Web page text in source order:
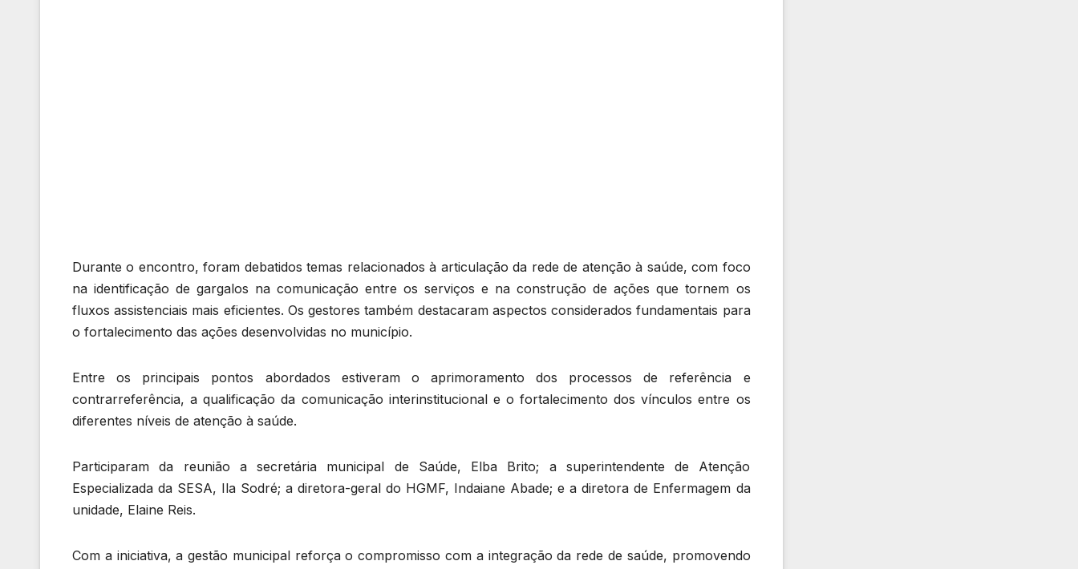
Durante o encontro, foram debatidos temas relacionados à articulação da rede de atenção à saúde, com foco
na identificação de gargalos na comunicação entre os serviços e na construção de ações que tornem os
fluxos assistenciais mais eficientes. Os gestores também destacaram aspectos considerados fundamentais para
o fortalecimento das ações desenvolvidas no município.
Entre os principais pontos abordados estiveram o aprimoramento dos processos de referência e
contrarreferência, a qualificação da comunicação interinstitucional e o fortalecimento dos vínculos entre os
diferentes níveis de atenção à saúde.
Participaram da reunião a secretária municipal de Saúde, Elba Brito; a superintendente de Atenção
Especializada da SESA, Ila Sodré; a diretora-geral do HGMF, Indaiane Abade; e a diretora de Enfermagem da
unidade, Elaine Reis.
Com a iniciativa, a gestão municipal reforça o compromisso com a integração da rede de saúde, promovendo